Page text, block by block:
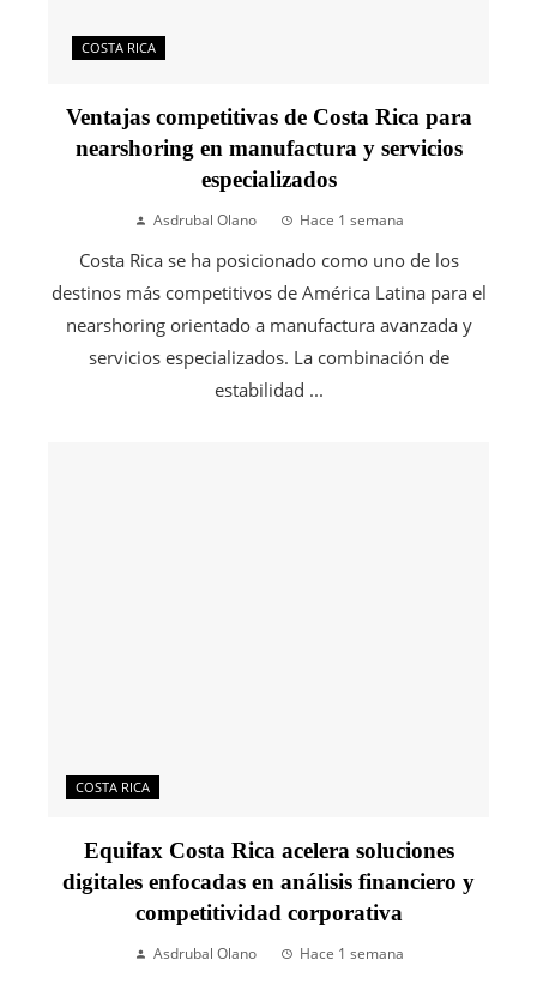
COSTA RICA
Ventajas competitivas de Costa Rica para
nearshoring en manufactura y servicios
especializados
Asdrubal Olano Hace 1 semana
Costa Rica se ha posicionado como uno de los
destinos más competitivos de América Latina para el
nearshoring orientado a manufactura avanzada y
servicios especializados. La combinación de
estabilidad ...
COSTA RICA
Equifax Costa Rica acelera soluciones
digitales enfocadas en análisis financiero y
competitividad corporativa
Asdrubal Olano Hace 1 semana